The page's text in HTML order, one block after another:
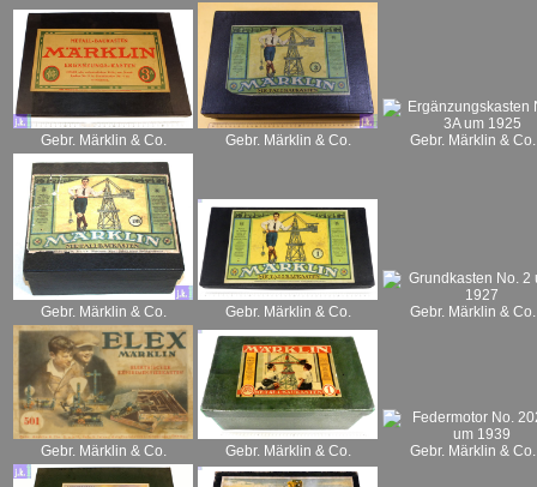
Gebr. Märklin & Co. Gebr. Märklin & Co. Gebr. Märklin & Co.
Gebr. Märklin & Co. Gebr. Märklin & Co. Gebr. Märklin & Co.
Gebr. Märklin & Co. Gebr. Märklin & Co. Gebr. Märklin & Co.